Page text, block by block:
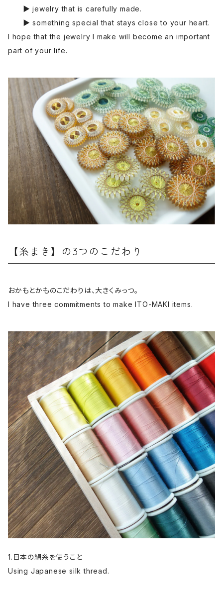
▶ jewelry that is carefully made.
▶ something special that stays close to your heart.
I hope that the jewelry I make will become an important
part of your life.
【糸まき】の3つのこだわり
おかもとかものこだわりは、大きくみっつ。
I have three commitments to make ITO-MAKI items.
1.日本の絹糸を使うこと
Using Japanese silk thread.